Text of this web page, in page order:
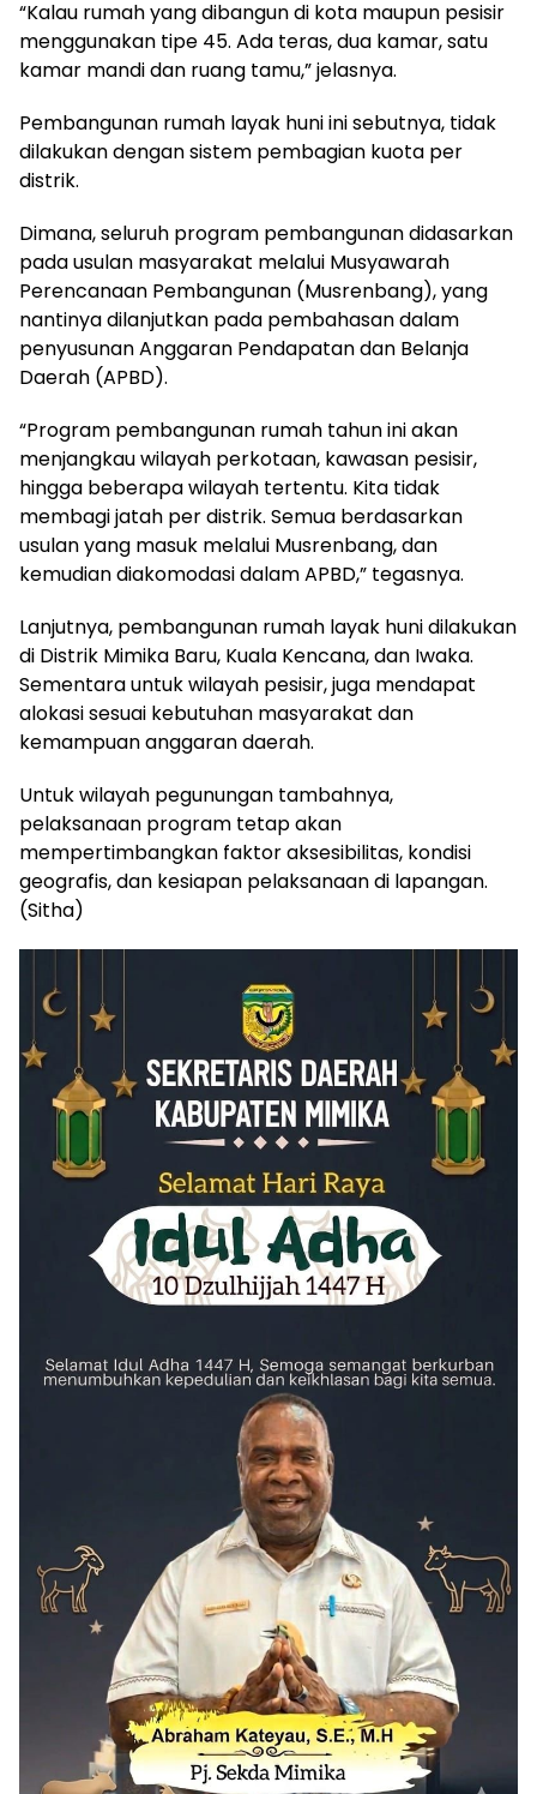
“Kalau rumah yang dibangun di kota maupun pesisir
menggunakan tipe 45. Ada teras, dua kamar, satu
kamar mandi dan ruang tamu,” jelasnya.
Pembangunan rumah layak huni ini sebutnya, tidak
dilakukan dengan sistem pembagian kuota per
distrik.
Dimana, seluruh program pembangunan didasarkan
pada usulan masyarakat melalui Musyawarah
Perencanaan Pembangunan (Musrenbang), yang
nantinya dilanjutkan pada pembahasan dalam
penyusunan Anggaran Pendapatan dan Belanja
Daerah (APBD).
“Program pembangunan rumah tahun ini akan
menjangkau wilayah perkotaan, kawasan pesisir,
hingga beberapa wilayah tertentu. Kita tidak
membagi jatah per distrik. Semua berdasarkan
usulan yang masuk melalui Musrenbang, dan
kemudian diakomodasi dalam APBD,” tegasnya.
Lanjutnya, pembangunan rumah layak huni dilakukan
di Distrik Mimika Baru, Kuala Kencana, dan Iwaka.
Sementara untuk wilayah pesisir, juga mendapat
alokasi sesuai kebutuhan masyarakat dan
kemampuan anggaran daerah.
Untuk wilayah pegunungan tambahnya,
pelaksanaan program tetap akan
mempertimbangkan faktor aksesibilitas, kondisi
geografis, dan kesiapan pelaksanaan di lapangan.
(Sitha)